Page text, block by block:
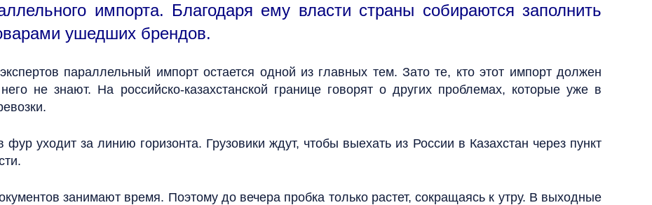
импорта. Благодаря ему власти страны собираются заполнить
ушедших брендов.
параллельный импорт остается одной из главных тем. Зато те, кто этот импорт должен
не знают. На российско-казахстанской границе говорят о других проблемах, которые уже в
уходит за линию горизонта. Грузовики ждут, чтобы выехать из России в Казахстан через пункт
занимают время. Поэтому до вечера пробка только растет, сокращаясь к утру. В выходные